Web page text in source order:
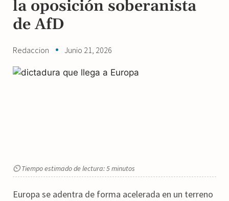
la oposición soberanista
de AfD
Redaccion Junio 21, 2026
⏲ Tiempo estimado de lectura: 5 minutos
Europa se adentra de forma acelerada en un terreno